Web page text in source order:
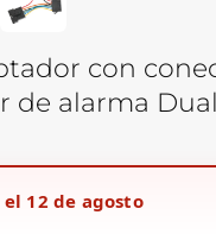
con
de alarma
12 de agosto